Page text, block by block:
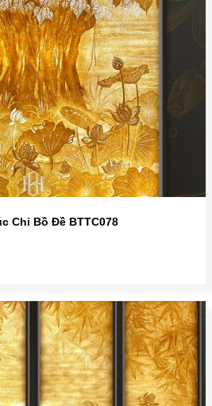
Chỉ Bồ Đề BTTC078